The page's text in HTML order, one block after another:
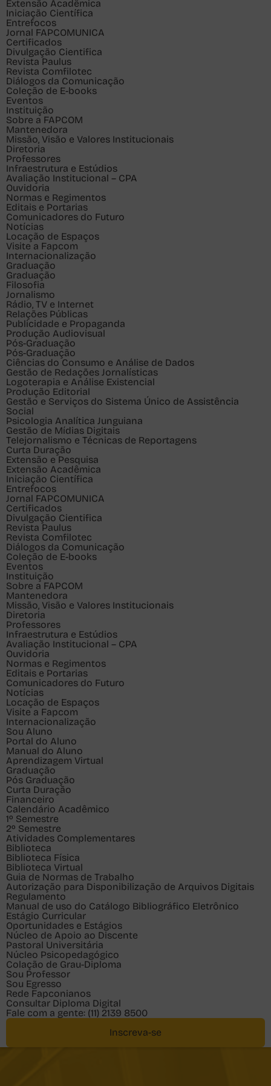
Extensão Acadêmica
Iniciação Científica
Entrefocos
Jornal FAPCOMUNICA
Certificados
Divulgação Cientifica
Revista Paulus
Revista Comfilotec
Diálogos da Comunicação
Coleção de E-books
Eventos
Instituição
Sobre a FAPCOM
Mantenedora
Missão, Visão e Valores Institucionais
Diretoria
Professores
Infraestrutura e Estúdios
Avaliação Institucional – CPA
Ouvidoria
Normas e Regimentos
Editais e Portarias
Comunicadores do Futuro
Notícias
Locação de Espaços
Visite a Fapcom
Internacionalização
Graduação
Graduação
Filosofia
Jornalismo
Rádio, TV e Internet
Relações Públicas
Publicidade e Propaganda
Produção Audiovisual
Pós-Graduação
Pós-Graduação
Ciências do Consumo e Análise de Dados
Gestão de Redações Jornalísticas
Logoterapia e Análise Existencial
Produção Editorial
Gestão e Serviços do Sistema Único de Assistência
Social
Psicologia Analítica Junguiana
Gestão de Mídias Digitais
Telejornalismo e Técnicas de Reportagens
Curta Duração
Extensão e Pesquisa
Extensão Acadêmica
Iniciação Científica
Entrefocos
Jornal FAPCOMUNICA
Certificados
Divulgação Cientifica
Revista Paulus
Revista Comfilotec
Diálogos da Comunicação
Coleção de E-books
Eventos
Instituição
Sobre a FAPCOM
Mantenedora
Missão, Visão e Valores Institucionais
Diretoria
Professores
Infraestrutura e Estúdios
Avaliação Institucional – CPA
Ouvidoria
Normas e Regimentos
Editais e Portarias
Comunicadores do Futuro
Notícias
Locação de Espaços
Visite a Fapcom
Internacionalização
Sou Aluno
Portal do Aluno
Manual do Aluno
Aprendizagem Virtual
Graduação
Pós Graduação
Curta Duração
Financeiro
Calendário Acadêmico
1º Semestre
2º Semestre
Atividades Complementares
Biblioteca
Biblioteca Física
Biblioteca Virtual
Guia de Normas de Trabalho
Autorização para Disponibilização de Arquivos Digitais
Regulamento
Manual de uso do Catálogo Bibliográfico Eletrônico
Estágio Curricular
Oportunidades e Estágios
Núcleo de Apoio ao Discente
Pastoral Universitária
Núcleo Psicopedagógico
Colação de Grau-Diploma
Sou Professor
Sou Egresso
Rede Fapconianos
Consultar Diploma Digital
Fale com a gente: (11) 2139 8500
Inscreva-se